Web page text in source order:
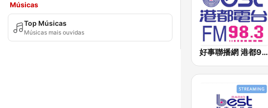
Músicas
Top Músicas
Músicas mais ouvidas
好事聯播網 港都983 Best Radio FM98.3